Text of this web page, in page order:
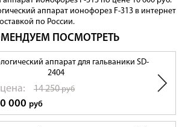
аппарат ионофорез F-313 в интернет
по России.
ПОСМОТРЕТЬ
аппарат для гальваники SD-
2404
14 250руб
000 руб